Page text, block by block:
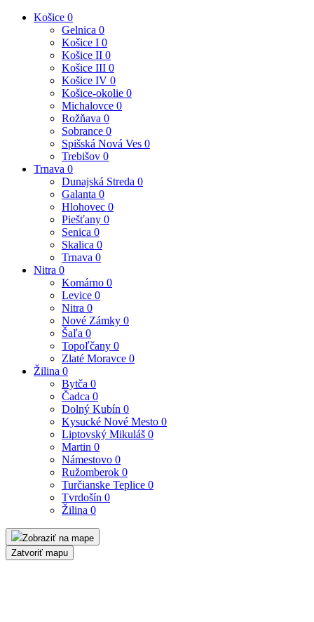
Košice 0
Gelnica 0
Košice I 0
Košice II 0
Košice III 0
Košice IV 0
Košice-okolie 0
Michalovce 0
Rožňava 0
Sobrance 0
Spišská Nová Ves 0
Trebišov 0
Trnava 0
Dunajská Streda 0
Galanta 0
Hlohovec 0
Piešťany 0
Senica 0
Skalica 0
Trnava 0
Nitra 0
Komárno 0
Levice 0
Nitra 0
Nové Zámky 0
Šaľa 0
Topoľčany 0
Zlaté Moravce 0
Žilina 0
Bytča 0
Čadca 0
Dolný Kubín 0
Kysucké Nové Mesto 0
Liptovský Mikuláš 0
Martin 0
Námestovo 0
Ružomberok 0
Turčianske Teplice 0
Tvrdošín 0
Žilina 0
Zobraziť na mape
Zatvoriť mapu